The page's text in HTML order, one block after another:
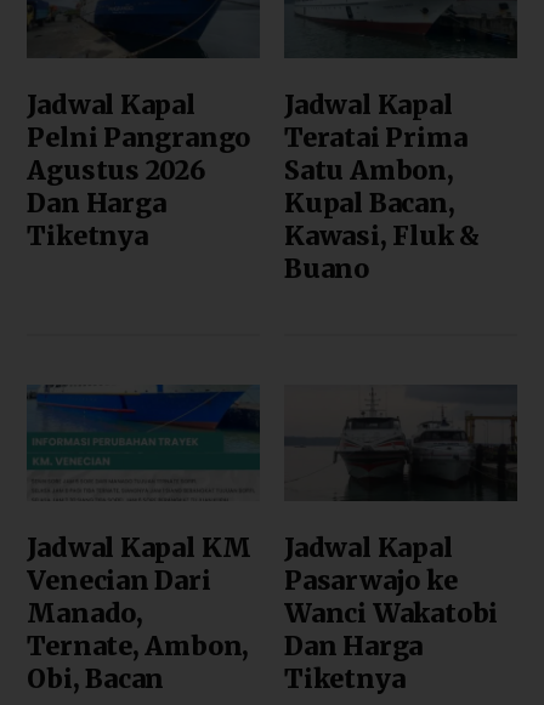
Jadwal Kapal
Pelni Pangrango
Agustus 2026
Dan Harga
Tiketnya
Jadwal Kapal
Teratai Prima
Satu Ambon,
Kupal Bacan,
Kawasi, Fluk &
Buano
Jadwal Kapal KM
Venecian Dari
Manado,
Ternate, Ambon,
Obi, Bacan
Jadwal Kapal
Pasarwajo ke
Wanci Wakatobi
Dan Harga
Tiketnya